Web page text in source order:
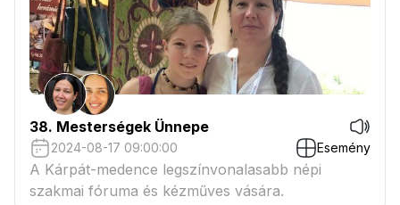
38. Mesterségek Ünnepe
2024-08-17 09:00:00 Esemény
A Kárpát-medence legszínvonalasabb népi
szakmai fóruma és kézműves vására.